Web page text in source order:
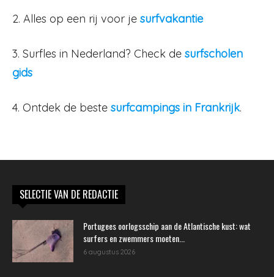
2. Alles op een rij voor je surfvakantie
3. Surfles in Nederland? Check de surfscholen
gids
4. Ontdek de beste surfcampings in Frankrijk.
SELECTIE VAN DE REDACTIE
Portugees oorlogsschip aan de Atlantische kust: wat
surfers en zwemmers moeten...
6 augustus 2026